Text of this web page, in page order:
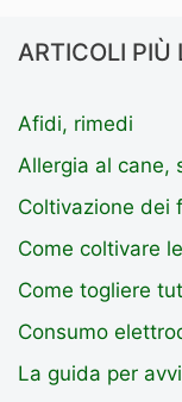
ARTICOLI PIÙ
Afidi, rimedi
Allergia al cane,
Coltivazione dei
Come coltivare
Come togliere
Consumo
La guida per